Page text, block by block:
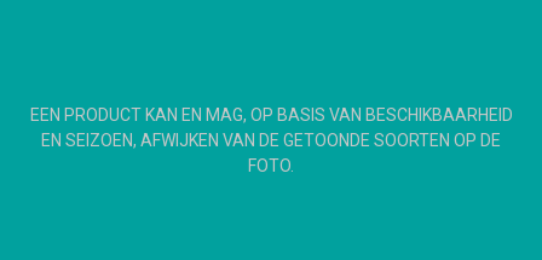
EEN PRODUCT KAN EN MAG, OP BASIS VAN BESCHIKBAARHEID
EN SEIZOEN, AFWIJKEN VAN DE GETOONDE SOORTEN OP DE
FOTO.